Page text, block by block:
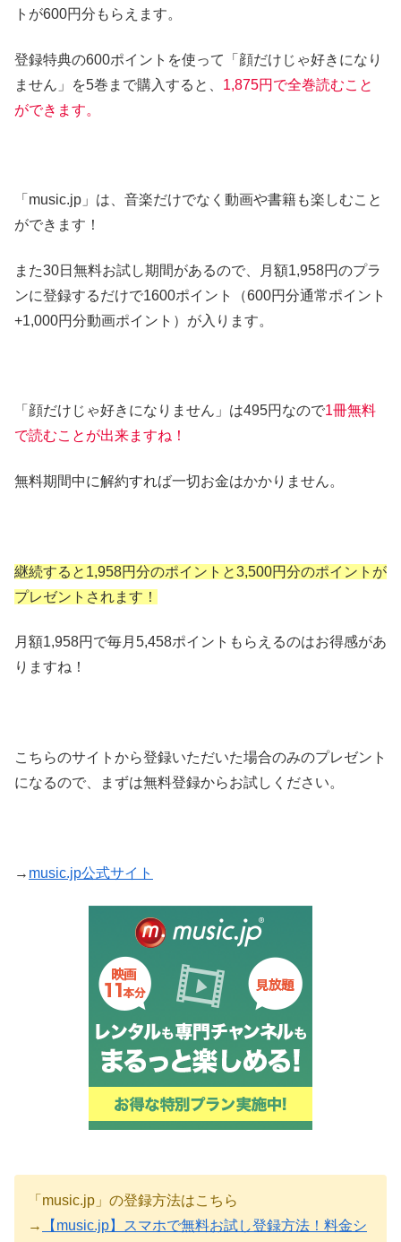
トが600円分もらえます。
登録特典の600ポイントを使って「顔だけじゃ好きになり
ません」を5巻まで購入すると、 1,875円で全巻読むこと
ができます。
「music.jp」は、音楽だけでなく動画や書籍も楽しむこと
ができます！
また30日無料お試し期間があるので、月額1,958円のプラ
ンに登録するだけで1600ポイント（600円分通常ポイント
+1,000円分動画ポイント）が入ります。
「顔だけじゃ好きになりません」は495円なので1冊無料
で読むことが出来ますね！
無料期間中に解約すれば一切お金はかかりません。
継続すると1,958円分のポイントと3,500円分のポイントが
プレゼントされます！
月額1,958円で毎月5,458ポイントもらえるのはお得感があ
りますね！
こちらのサイトから登録いただいた場合のみのプレゼント
になるので、まずは無料登録からお試しください。
→ music.jp公式サイト
「music.jp」の登録方法はこちら
→
【music.jp】スマホで無料お試し登録方法！料金シ